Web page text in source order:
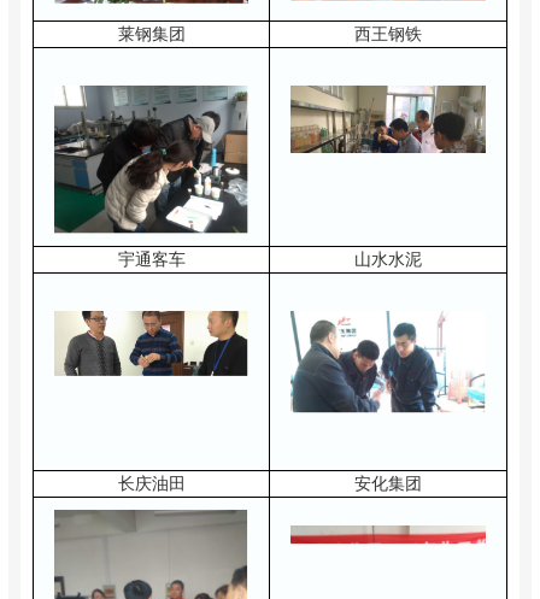
莱钢集团 西王钢铁
宇通客车 山水水泥
长庆油田 安化集团